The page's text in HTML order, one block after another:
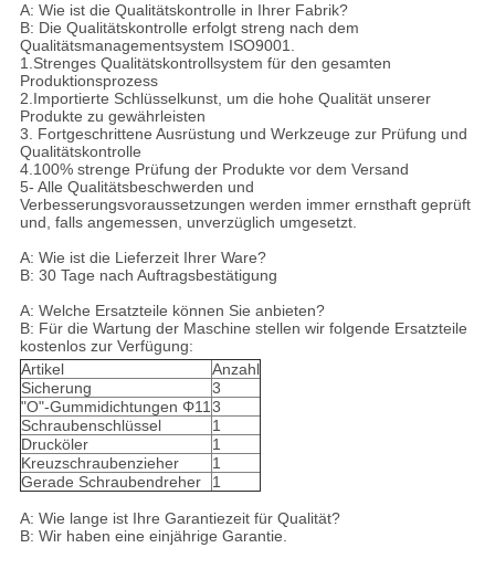
A: Wie ist die Qualitätskontrolle in Ihrer Fabrik?
B: Die Qualitätskontrolle erfolgt streng nach dem
Qualitätsmanagementsystem ISO9001.
1.Strenges Qualitätskontrollsystem für den gesamten
Produktionsprozess
2.Importierte Schlüsselkunst, um die hohe Qualität unserer
Produkte zu gewährleisten
3. Fortgeschrittene Ausrüstung und Werkzeuge zur Prüfung und
Qualitätskontrolle
4.100% strenge Prüfung der Produkte vor dem Versand
5- Alle Qualitätsbeschwerden und
Verbesserungsvoraussetzungen werden immer ernsthaft geprüft
und, falls angemessen, unverzüglich umgesetzt.
A: Wie ist die Lieferzeit Ihrer Ware?
B: 30 Tage nach Auftragsbestätigung
A: Welche Ersatzteile können Sie anbieten?
B: Für die Wartung der Maschine stellen wir folgende Ersatzteile
kostenlos zur Verfügung:
Artikel
Anzahl
Sicherung
3
"O"-Gummidichtungen Φ11 3
Schraubenschlüssel
1
Drucköler
1
Kreuzschraubenzieher
1
Gerade Schraubendreher
1
A: Wie lange ist Ihre Garantiezeit für Qualität?
B: Wir haben eine einjährige Garantie.